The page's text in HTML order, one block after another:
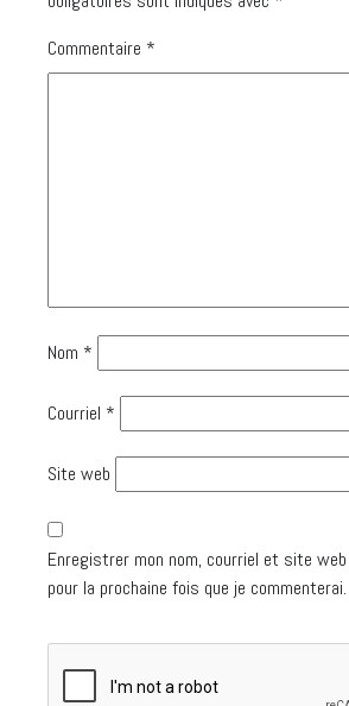
Commentaire *
Nom *
Courriel *
Site web
Enregistrer mon nom, courriel et site
pour la prochaine fois que je commenterai.